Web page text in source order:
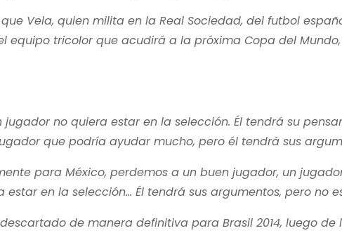
Vela, quien milita en la Real Sociedad, del futbol
equipo tricolor que acudirá a la próxima Copa del
no quiera estar en la selección. Él tendrá su
que podría ayudar mucho, pero él tendrá sus
para México, perdemos a un buen jugador, un
en la selección… Él tendrá sus argumentos, pero no
de manera definitiva para Brasil 2014, luego de